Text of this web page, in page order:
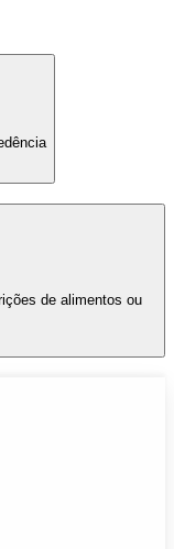
de alimentos ou